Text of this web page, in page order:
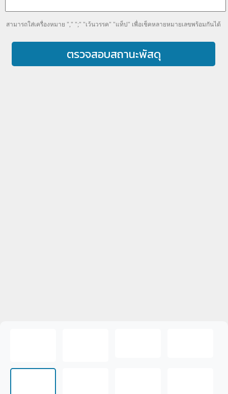
สามารถใส่เครื่องหมาย "," ";" "เว้นวรรค" "แท็ป" เพื่อเช็คหลายหมายเลขพร้อมกันได้
ตรวจสอบสถานะพัสดุ